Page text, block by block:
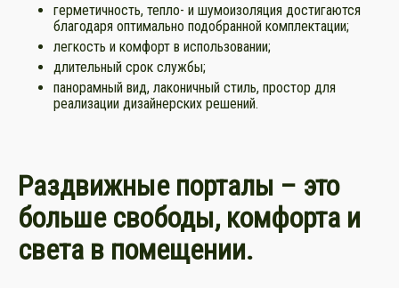
герметичность, тепло- и шумоизоляция достигаются
благодаря оптимально подобранной комплектации;
легкость и комфорт в использовании;
длительный срок службы;
панорамный вид, лаконичный стиль, простор для
реализации дизайнерских решений.
Раздвижные порталы – это
больше свободы, комфорта и
света в помещении.